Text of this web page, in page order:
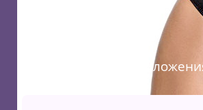
Загрузите наши